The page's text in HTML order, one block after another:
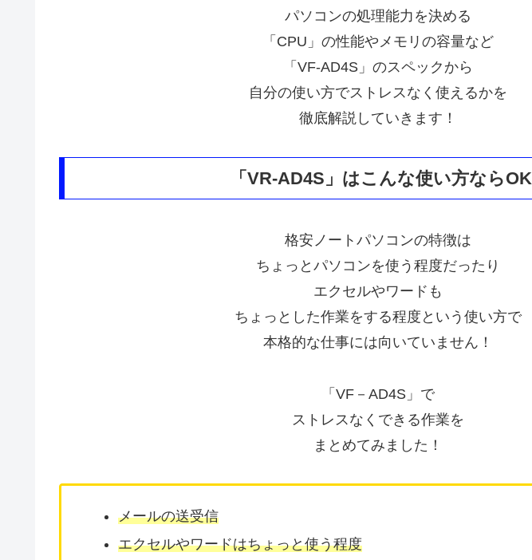
パソコンの処理能力を決める
「CPU」の性能やメモリの容量など
「VF-AD4S」のスペックから
自分の使い方でストレスなく使えるかを
徹底解説していきます！
「VR-AD4S」はこんな使い方ならOK
格安ノートパソコンの特徴は
ちょっとパソコンを使う程度だったり
エクセルやワードも
ちょっとした作業をする程度という使い方で
本格的な仕事には向いていません！
「VF－AD4S」で
ストレスなくできる作業を
まとめてみました！
メールの送受信
エクセルやワードはちょっと使う程度